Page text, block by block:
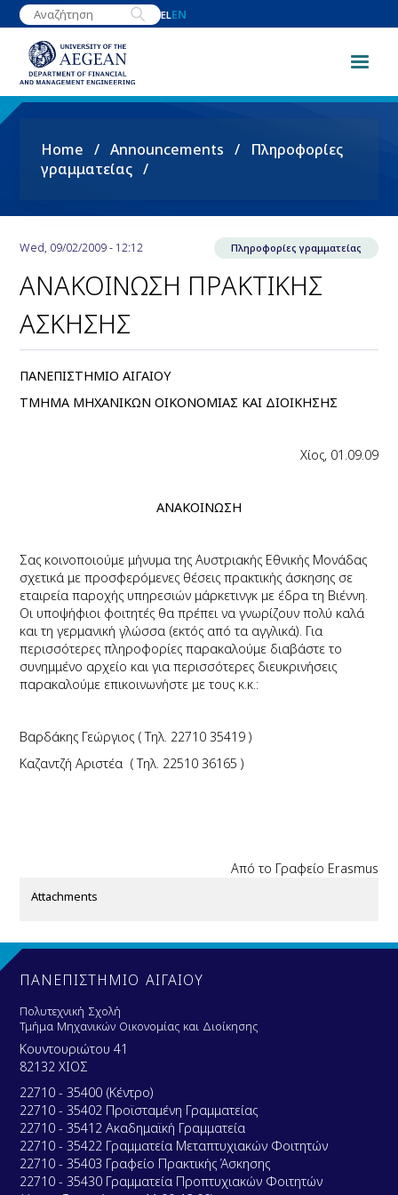
Skip
to
content
ELEN
Breadcrumb
Home Announcements
Πληροφορίες
γραμματείας
Wed, 09/02/2009 - 12:12 Πληροφορίες γραμματείας
ΑΝΑΚΟΙΝΩΣΗ ΠΡΑΚΤΙΚΗΣ
ΑΣΚΗΣΗΣ
ΠΑΝΕΠΙΣΤΗΜΙΟ ΑΙΓΑΙΟΥ
ΤΜΗΜΑ ΜΗΧΑΝΙΚΩΝ ΟΙΚΟΝΟΜΙΑΣ ΚΑΙ ΔΙΟΙΚΗΣΗΣ
Χίος, 01.09.09
ΑΝΑΚΟΙΝΩΣΗ
Σας κοινοποιούμε μήνυμα της Αυστριακής Εθνικής Μονάδας
σχετικά με προσφερόμενες θέσεις πρακτικής άσκησης σε
εταιρεία παροχής υπηρεσιών μάρκετινγκ με έδρα τη Βιέννη.
Οι υποψήφιοι φοιτητές θα πρέπει να γνωρίζουν πολύ καλά
και τη γερμανική γλώσσα (εκτός από τα αγγλικά). Για
περισσότερες πληροφορίες παρακαλούμε διαβάστε το
συνημμένο αρχείο και για περισσότερες διευκρινήσεις
παρακαλούμε επικοινωνήστε με τους κ.κ.:
Βαρδάκης Γεώργιος ( Τηλ. 22710 35419 )
Καζαντζή Αριστέα ( Τηλ. 22510 36165 )
Από το Γραφείο Erasmus
Attachments
ΠΑΝΕΠΙΣΤΗΜΙΟ ΑΙΓΑΙΟΥ
Πολυτεχνική Σχολή
Τμήμα Μηχανικών Οικονομίας και Διοίκησης
Κουντουριώτου 41
82132 ΧΙΟΣ
22710 - 35400 (Κέντρο)
22710 - 35402 Προϊσταμένη Γραμματείας
22710 - 35412 Ακαδημαϊκή Γραμματεία
22710 - 35422 Γραμματεία Μεταπτυχιακών Φοιτητών
22710 - 35403 Γραφείο Πρακτικής Άσκησης
22710 - 35430 Γραμματεία Προπτυχιακών Φοιτητών